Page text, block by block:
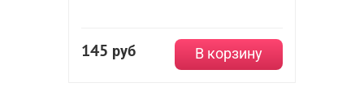
145 руб В корзину